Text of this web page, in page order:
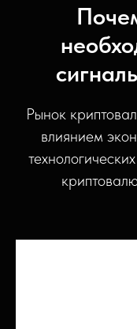
Рынок
влиянием